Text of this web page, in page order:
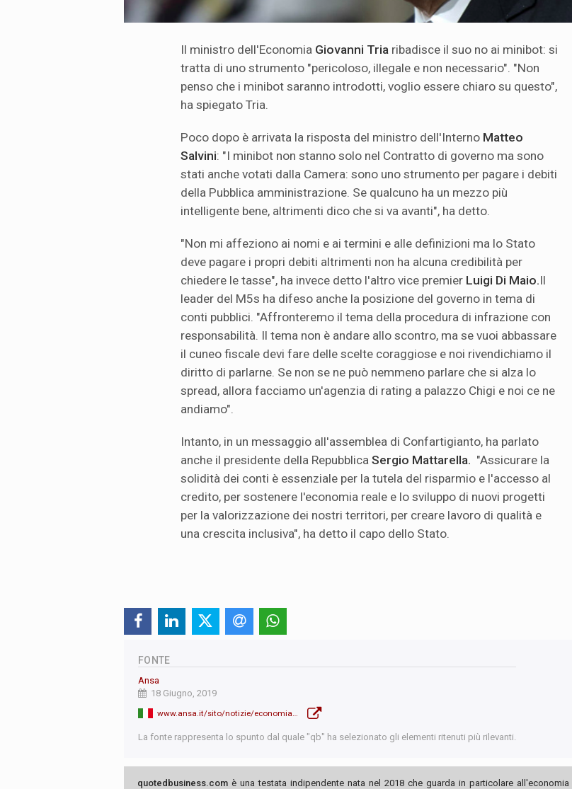
Il ministro dell'Economia Giovanni Tria ribadisce il suo no ai minibot: si
tratta di uno strumento "pericoloso, illegale e non necessario". "Non
penso che i minibot saranno introdotti, voglio essere chiaro su questo",
ha spiegato Tria.
Poco dopo è arrivata la risposta del ministro dell'Interno Matteo
Salvini: "I minibot non stanno solo nel Contratto di governo ma sono
stati anche votati dalla Camera: sono uno strumento per pagare i debiti
della Pubblica amministrazione. Se qualcuno ha un mezzo più
intelligente bene, altrimenti dico che si va avanti", ha detto.
"Non mi affeziono ai nomi e ai termini e alle definizioni ma lo Stato
deve pagare i propri debiti altrimenti non ha alcuna credibilità per
chiedere le tasse", ha invece detto l'altro vice premier Luigi Di Maio.Il
leader del M5s ha difeso anche la posizione del governo in tema di
conti pubblici. "Affronteremo il tema della procedura di infrazione con
responsabilità. Il tema non è andare allo scontro, ma se vuoi abbassare
il cuneo fiscale devi fare delle scelte coraggiose e noi rivendichiamo il
diritto di parlarne. Se non se ne può nemmeno parlare che si alza lo
spread, allora facciamo un'agenzia di rating a palazzo Chigi e noi ce ne
andiamo".
Intanto, in un messaggio all'assemblea di Confartigianto, ha parlato
anche il presidente della Repubblica Sergio Mattarella. "Assicurare la
solidità dei conti è essenziale per la tutela del risparmio e l'accesso al
credito, per sostenere l'economia reale e lo sviluppo di nuovi progetti
per la valorizzazione dei nostri territori, per creare lavoro di qualità e
una crescita inclusiva", ha detto il capo dello Stato.
FONTE
Ansa
18 Giugno, 2019
La fonte rappresenta lo spunto dal quale "qb" ha selezionato gli elementi ritenuti più rilevanti.
quotedbusiness.com è una testata indipendente nata nel 2018 che guarda in particolare all'economia